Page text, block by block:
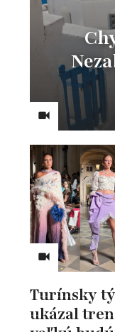
Turínsky
ukázal